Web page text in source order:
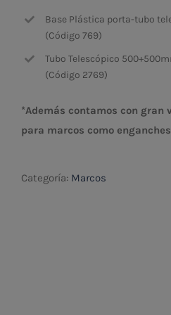
Base Plástica porta-tubo
(Código 769)
Tubo Telescópico
(Código 2769)
*Además contamos con gran
para marcos como
Categoría: Marcos